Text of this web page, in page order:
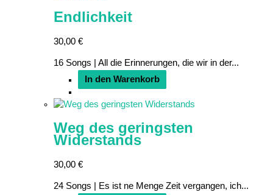
Endlichkeit
30,00 €
16 Songs | All die Erinnerungen, die wir in der...
In den Warenkorb
Weg des geringsten
Widerstands
30,00 €
24 Songs | Es ist ne Menge Zeit vergangen, ich...